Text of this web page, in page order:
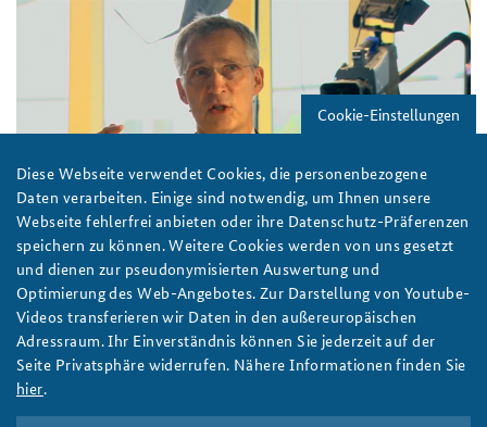
Organisation
The Association of Friends
Young Leaders in Security Policy
Directions
Security Policy Course for Senior Officials
Core Course on Security Policy
German Forum on Security Policy
Public Events
Further Events
Working Papers
NATO-Generalsekretär Jens Stoltenberg spricht gestikulierend;
im Hintergrund steht eine Kamera
Foto: BAKS
Cookie-Einstellungen
Diese Webseite verwendet Cookies, die personenbezogene
Daten verarbeiten. Einige sind notwendig, um Ihnen unsere
Webseite fehlerfrei anbieten oder ihre Datenschutz-Präferenzen
speichern zu können. Weitere Cookies werden von uns gesetzt
und dienen zur pseudonymisierten Auswertung und
Optimierung des Web-Angebotes. Zur Darstellung von Youtube-
Videos transferieren wir Daten in den außereuropäischen
Adressraum. Ihr Einverständnis können Sie jederzeit auf der
Seite Privatsphäre widerrufen. Nähere Informationen finden Sie
hier.